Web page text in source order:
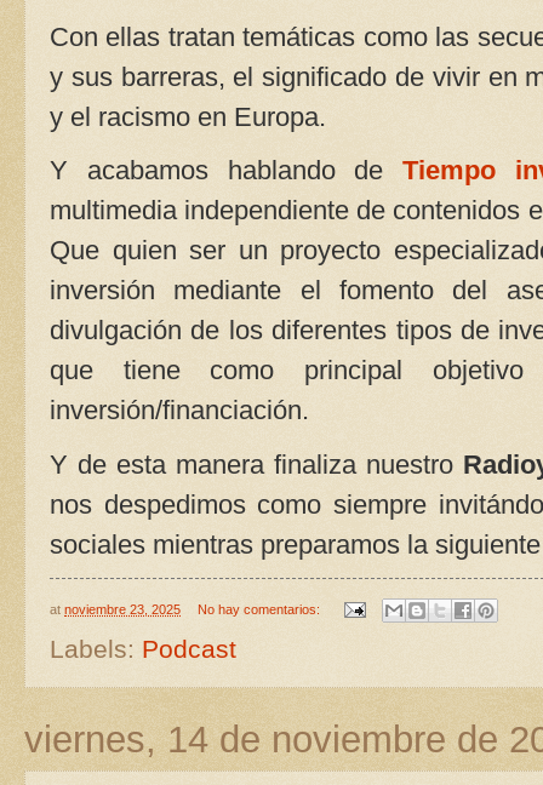
Con ellas tratan temáticas como las
y sus barreras, el significado de vivir en
y el racismo en Europa.
Y acabamos hablando deTiempo
multimedia independiente de contenidos
Que quien ser un proyecto
inversión mediante el fomento del
divulgación de los diferentes tipos de
que tiene como principal
inversión/financiación.
Y de esta manera finaliza nuestro
nos despedimos como siempre
sociales mientras preparamos la
at noviembre 23, 2025 No hay comentarios:
Labels: Podcast
viernes, 14 de noviembre de